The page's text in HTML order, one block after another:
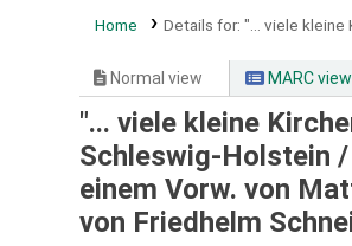
Home Details for: "... viele kleine
Normal view MARC view
"... viele kleine
Schleswig-Holstein /
einem Vorw. von
von Friedhelm